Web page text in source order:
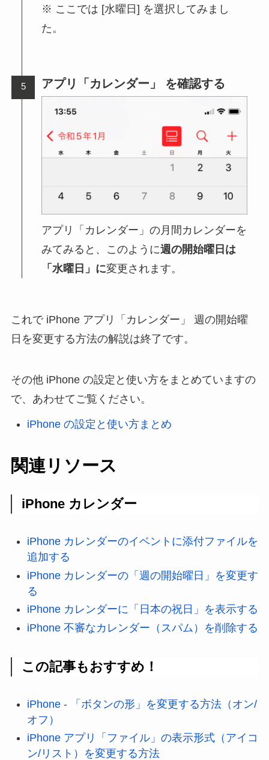
ここでは [水曜日] を選択してみまし
た。
アプリ「カレンダー」 を確認する
アプリ「カレンダー」の月間カレンダーを
みてみると、このように週の開始曜日は
「水曜日」に変更されます。
これで iPhone アプリ「カレンダー」 週の開始曜
日を変更する方法の解説は終了です。
その他 iPhone の設定と使い方をまとめていますの
で、あわせてご覧ください。
iPhone の設定と使い方まとめ
関連リソース
iPhone カレンダー
iPhone カレンダーのイベントに添付ファイルを
追加する
iPhone カレンダーの「週の開始曜日」を変更す
る
iPhone カレンダーに「日本の祝日」を表示する
iPhone 不審なカレンダー（スパム）を削除する
この記事もおすすめ！
iPhone - 「ボタンの形」を変更する方法（オン/
オフ）
iPhone アプリ「ファイル」の表示形式（アイコ
ン/リスト）を変更する方法